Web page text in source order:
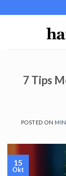
to
7 Tips
POSTED ON
15
Okt